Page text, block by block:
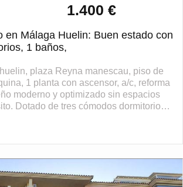
1.400 €
en Málaga Huelin: Buen estado con
1 baños,
plaza Reyna manescau, piso de
1 planta con ascensor, a/c, reforma
moderno y optimizado sin espacios
Dotado de tres cómodos dormitorios,